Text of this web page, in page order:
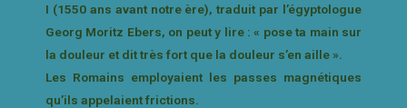
I (1550 ans avant notre ère), traduit par l’égyptologue
Georg Moritz Ebers, on peut y lire : « pose ta main sur
la douleur et dit très fort que la douleur s’en aille ».
Les Romains employaient les passes magnétiques
qu’ils appelaient frictions.